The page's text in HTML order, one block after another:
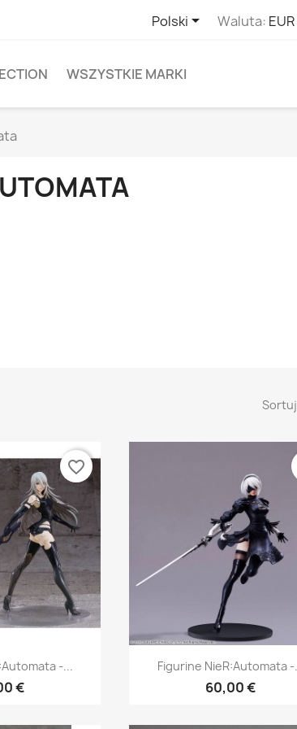
Polski Waluta:
WSZYSTKIE MARKI
podgląd-...
€
favorite_border
Szybki podgląd
Figurine NieR:Automata -
60,00 €